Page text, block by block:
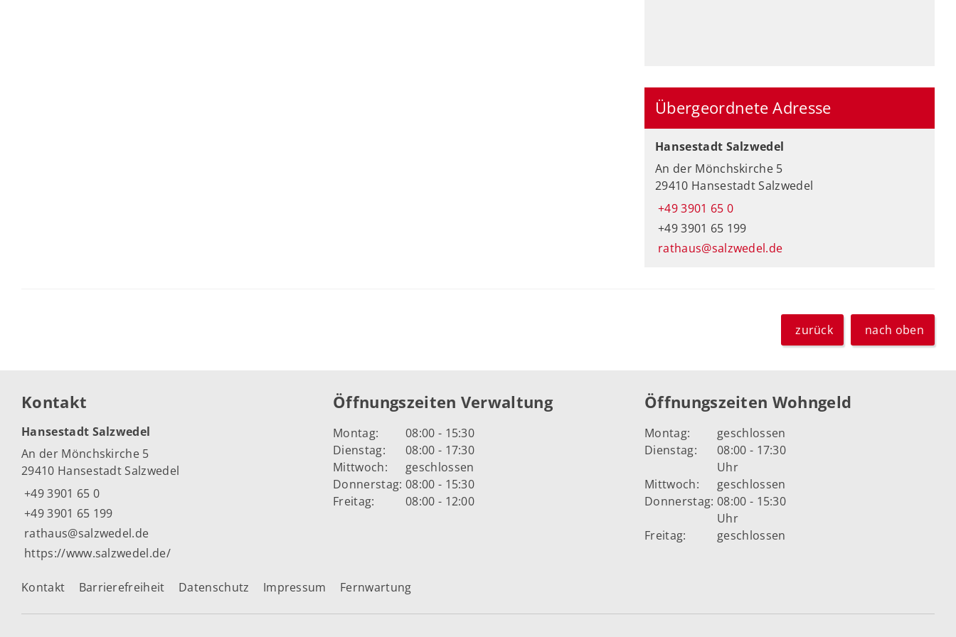
Übergeordnete Adresse
Hansestadt Salzwedel
An der Mönchskirche 5
29410 Hansestadt Salzwedel
+49 3901 65 0
+49 3901 65 199
rathaus@salzwedel.de
zurück nach oben
Kontakt
Hansestadt Salzwedel
An der Mönchskirche 5
29410 Hansestadt Salzwedel
+49 3901 65 0
+49 3901 65 199
rathaus@salzwedel.de
https://www.salzwedel.de/
Öffnungszeiten Verwaltung
Montag:
08:00 - 15:30
Dienstag:
08:00 - 17:30
Mittwoch:
geschlossen
Donnerstag: 08:00 - 15:30
Freitag:
08:00 - 12:00
Öffnungszeiten Wohngeld
Montag:
geschlossen
Dienstag:
08:00 - 17:30
Uhr
Mittwoch:
geschlossen
Donnerstag: 08:00 - 15:30
Uhr
Freitag:
geschlossen
Kontakt Barrierefreiheit Datenschutz Impressum Fernwartung